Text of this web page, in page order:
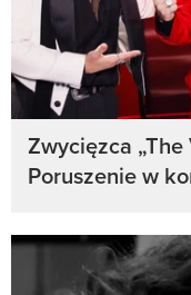
Zwycięzca
Poruszenie w